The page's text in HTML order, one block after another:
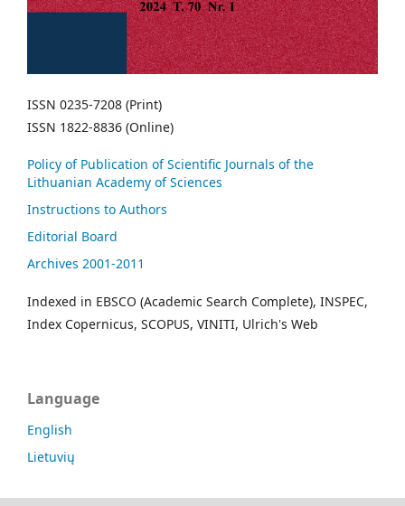
ISSN 0235-7208 (Print)
ISSN 1822-8836 (Online)
Policy of Publication of Scientific Journals of the
Lithuanian Academy of Sciences
Instructions to Authors
Editorial Board
Archives 2001-2011
Indexed in EBSCO (Academic Search Complete), INSPEC,
Index Copernicus, SCOPUS, VINITI, Ulrich's Web
Language
English
Lietuvių